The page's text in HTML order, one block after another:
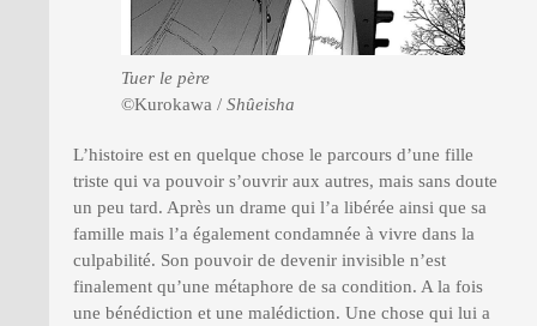
Tuer le père
©Kurokawa / Shûeisha
L’histoire est en quelque chose le parcours d’une fille
triste qui va pouvoir s’ouvrir aux autres, mais sans doute
un peu tard. Après un drame qui l’a libérée ainsi que sa
famille mais l’a également condamnée à vivre dans la
culpabilité. Son pouvoir de devenir invisible n’est
finalement qu’une métaphore de sa condition. A la fois
une bénédiction et une malédiction. Une chose qui lui a